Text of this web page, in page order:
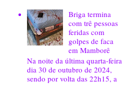
Briga termina
com trê pessoas
feridas com
golpes de faca
em Mamborê
Na noite da última quarta-feira
dia 30 de outubro de 2024,
sendo por volta das 22h15, a